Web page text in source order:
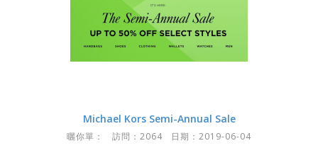
Michael Kors Semi-Annual Sale
曬你單： 訪問：2064 日期：2019-06-04